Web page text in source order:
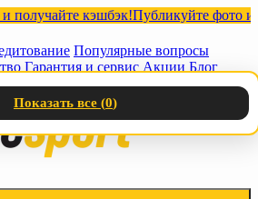
кэшбэк!Публикуйте фото или
Популярные вопросы
Гарантия и сервис Акции Блог
Показать все (0)